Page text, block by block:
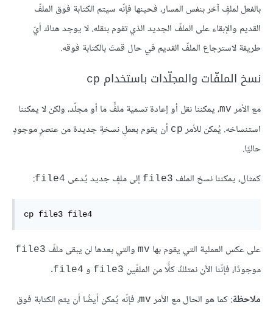
بالفعل لملفٍ آخر بنفس المسار، فحينها فإنّه سيتم الكتابة فوق الملفّ
القديم والإبقاء على الملفّ الجديد الذي تقوم بنقله. لا يوجد هناك أيّ
طريقة لاسترجاع الملفّ القديم في حال قمتَ بالكتابة فوقه.
نسخ الملفّات والمجلّدات باستخدام cp
مع الأمر mv، يمكننا نقل أو إعادة تسمية ملفٍّ ما أو مجلّد، ولكن لا يمكننا
استنساخه. يُمكن للأمر cp أن يقوم بعملِ نسخةٍ جديدة من عنصرٍ موجودٍ
حاليًا.
كمثال، يمكننا نسخ الملف file3 إلى ملفٍ جديد يُدعى file4
:
cp file3 file4
على عكس العملية التي يقوم بها mv والتي بعدها لن يبقى ملفّ file3
موجودًا، فإنّنا الآن نمتلكُ كلًّا من الملفّين file3 و file4
.
ملاحظة: كما هو الحال مع الأمر mv، فإنّه يُمكن أيضًا أن يتم الكتابة فوق